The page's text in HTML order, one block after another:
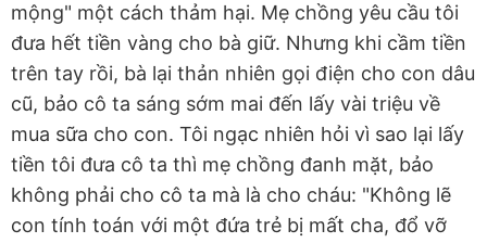
mộng" một cách thảm hại. Mẹ chồng yêu cầu tôi
đưa hết tiền vàng cho bà giữ. Nhưng khi cầm tiền
trên tay rồi, bà lại thản nhiên gọi điện cho con dâu
cũ, bảo cô ta sáng sớm mai đến lấy vài triệu về
mua sữa cho con. Tôi ngạc nhiên hỏi vì sao lại lấy
tiền tôi đưa cô ta thì mẹ chồng đanh mặt, bảo
không phải cho cô ta mà là cho cháu: "Không lẽ
con tính toán với một đứa trẻ bị mất cha, đổ vỡ